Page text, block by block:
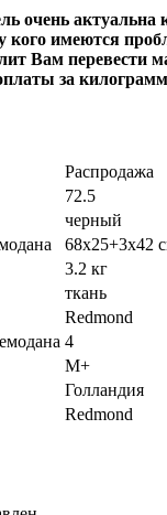
очень
кого имеются
Вам перевести
за
Распродажа
72.5
черный
68х25+3х42
3.2 кг
ткань
Redmond
4
M+
Голландия
Redmond